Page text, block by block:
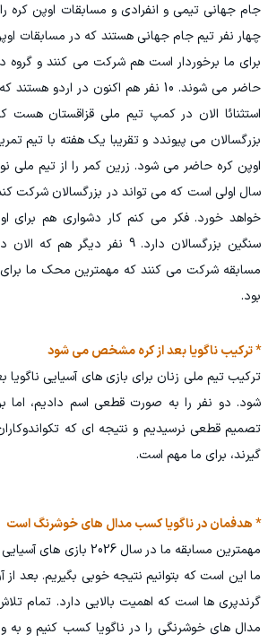
جام جهانی تیمی و انفرادی و مسابقات اوپن کره
چهار نفر تیم جام جهانی هستند که در مسابقات
برای ما برخوردار است هم شرکت می کنند و
حاضر می شوند. 10 نفر هم اکنون در اردو
بزرگسالان می پیوندد و تقریبا یک هفته با تیم
اوپن کره حاضر می شود. زرین کمر را از تیم ملی
سال اولی است که می تواند در بزرگسالان
خواهد خورد. فکر می کنم کار دشواری هم برای
سنگین بزرگسالان دارد. 9 نفر
مسابقه شرکت می کنند که مهمترین محک ما
بود.
* ترکیب ناگویا بعد از کره مشخص می شود
ترکیب تیم ملی زنان برای بازی های آسیایی
شود. دو نفر را به صورت قطعی اسم دادیم، اما
تصمیم قطعی نرسیدیم و نتیجه ای که
گیرند، برای ما مهم است.
* هدفمان در ناگویا کسب مدال های خوشرنگ است
مهمترین مسابقه ما در سال
ما این است که بتوانیم نتیجه خوبی بگیریم. بعد از
گرندپری ها است که اهمیت بالایی دارد. تمام
مدال های خوشرنگی را در ناگویا کسب کنیم و به